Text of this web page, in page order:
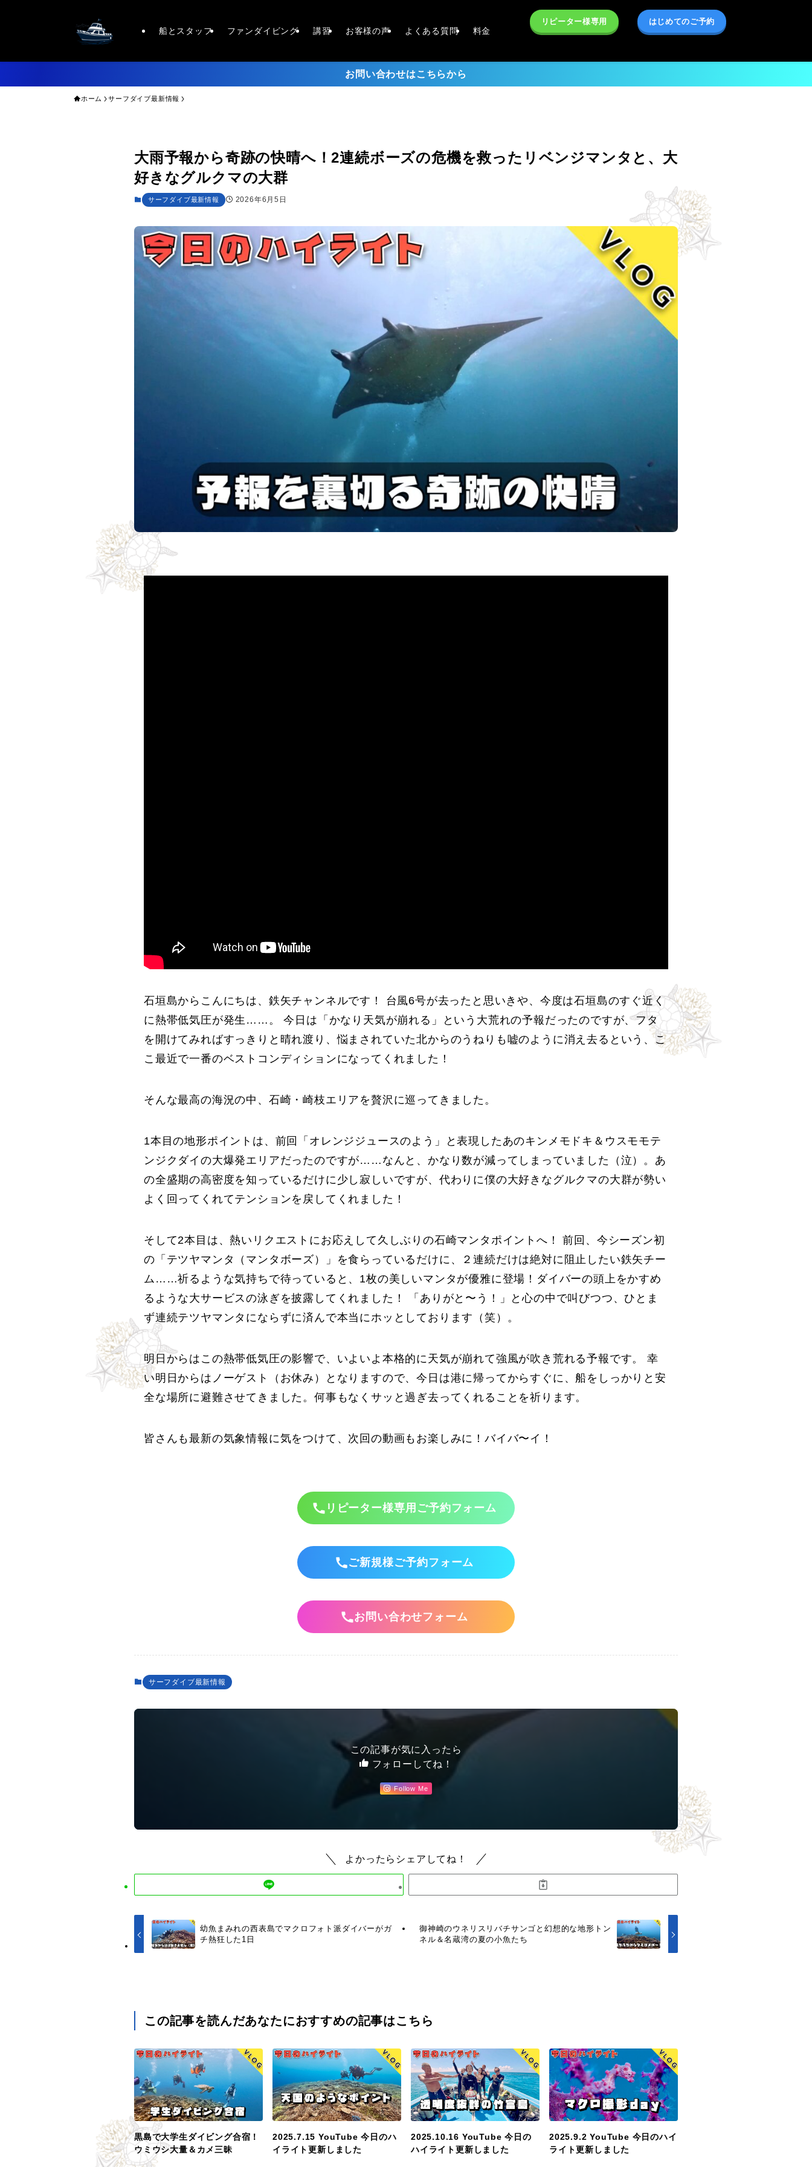
船とスタッフ ファンダイビング 講習 お客様の声 よくある質問 料金
リピーター様専用 はじめてのご予約
お問い合わせはこちらから
ホーム サーフダイブ最新情報
大雨予報から奇跡の快晴へ！2連続ボーズの危機を救ったリベンジマンタと、大
好きなグルクマの大群
サーフダイブ最新情報 2026年6月5日
石垣島からこんにちは、鉄矢チャンネルです！ 台風6号が去ったと思いきや、今度は石垣島のすぐ近く
に熱帯低気圧が発生……。 今日は「かなり天気が崩れる」という大荒れの予報だったのですが、フタ
を開けてみればすっきりと晴れ渡り、悩まされていた北からのうねりも嘘のように消え去るという、こ
こ最近で一番のベストコンディションになってくれました！
そんな最高の海況の中、石崎・崎枝エリアを贅沢に巡ってきました。
1本目の地形ポイントは、前回「オレンジジュースのよう」と表現したあのキンメモドキ＆ウスモモテ
ンジクダイの大爆発エリアだったのですが……なんと、かなり数が減ってしまっていました（泣）。あ
の全盛期の高密度を知っているだけに少し寂しいですが、代わりに僕の大好きなグルクマの大群が勢い
よく回ってくれてテンションを戻してくれました！
そして2本目は、熱いリクエストにお応えして久しぶりの石崎マンタポイントへ！ 前回、今シーズン初
の「テツヤマンタ（マンタボーズ）」を食らっているだけに、２連続だけは絶対に阻止したい鉄矢チー
ム……祈るような気持ちで待っていると、1枚の美しいマンタが優雅に登場！ダイバーの頭上をかすめ
るような大サービスの泳ぎを披露してくれました！ 「ありがと〜う！」と心の中で叫びつつ、ひとま
ず連続テツヤマンタにならずに済んで本当にホッとしております（笑）。
明日からはこの熱帯低気圧の影響で、いよいよ本格的に天気が崩れて強風が吹き荒れる予報です。 幸
い明日からはノーゲスト（お休み）となりますので、今日は港に帰ってからすぐに、船をしっかりと安
全な場所に避難させてきました。何事もなくサッと過ぎ去ってくれることを祈ります。
皆さんも最新の気象情報に気をつけて、次回の動画もお楽しみに！バイバ〜イ！
リピーター様専用ご予約フォーム
ご新規様ご予約フォーム
お問い合わせフォーム
サーフダイブ最新情報
この記事が気に入ったら
フォローしてね！
Follow Me
よかったらシェアしてね！
幼魚まみれの西表島でマクロフォト派ダイバーがガ
チ熱狂した1日
御神崎のウネリスリバチサンゴと幻想的な地形トン
ネル＆名蔵湾の夏の小魚たち
この記事を読んだあなたにおすすめの記事はこちら
黒島で大学生ダイビング合宿！
ウミウシ大量＆カメ三昧
2025.7.15 YouTube 今日のハ
イライト更新しました
2025.10.16 YouTube 今日の
ハイライト更新しました
2025.9.2 YouTube 今日のハイ
ライト更新しました